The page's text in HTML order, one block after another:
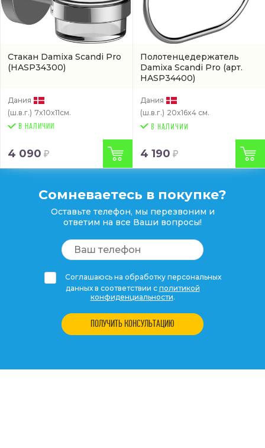
Стакан Damixa Scandi Pro
(HASP34300)
Дания
(ш.в.г.) 7x10x11см.
В НАЛИЧИИ
4 090
Полотенцедержатель
Damixa Scandi Pro (арт.
HASP34400)
Дания
(ш.в.г.) 20x16x4 см.
4 190
Сомневаетесь в покупке?
Оставьте телефон, мы перезвоним и
ответим на все Ваши вопросы!
Соглашаюсь на обработку персональных
данных в соответствии с политикой
конфиденциальности.
ПОЛУЧИТЬ КОНСУЛЬТАЦИЮ